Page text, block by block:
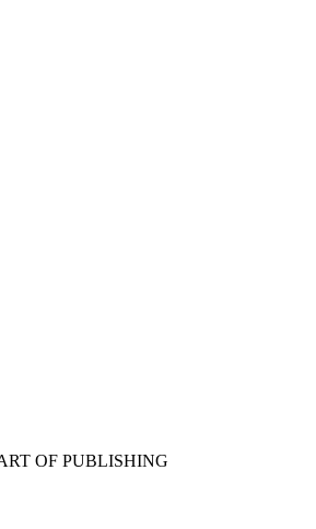
OF PUBLISHING